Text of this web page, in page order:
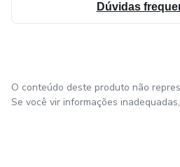
Dúvidas
O conteúdo deste produto não
Se você vir informações inadequadas,